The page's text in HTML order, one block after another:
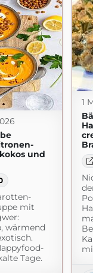
1
und
mit
wärmend
Tage.